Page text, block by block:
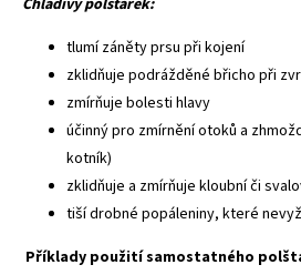
tlumí záněty prsu při kojení
zklidňuje podrážděné břicho při
zmírňuje bolesti hlavy
účinný pro zmírnění otoků a
kotník)
zklidňuje a zmírňuje kloubní či
tiší drobné popáleniny, které
Příklady použití samostatného